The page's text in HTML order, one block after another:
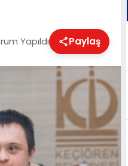
Yapıldı Paylaş